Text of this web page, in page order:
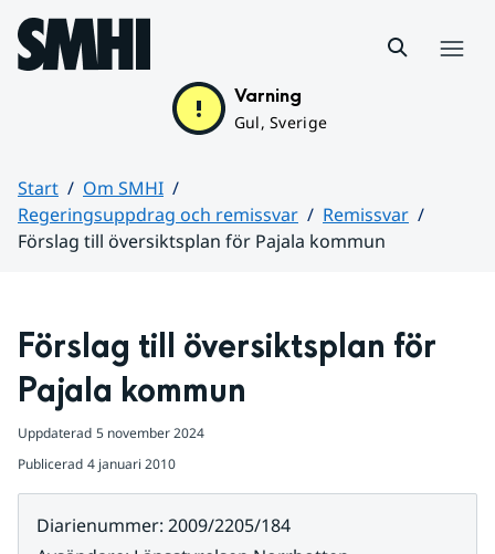
Hoppa till sidans innehåll
Varning
Gul, Sverige
Start
Om SMHI
Regeringsuppdrag och remissvar
Remissvar
Förslag till översiktsplan för Pajala kommun
Förslag till översiktsplan för
Pajala kommun
Uppdaterad 5 november 2024
Publicerad 4 januari 2010
Diarienummer: 2009/2205/184